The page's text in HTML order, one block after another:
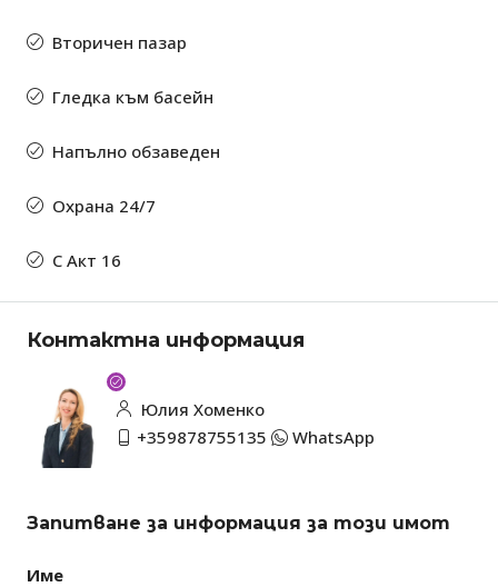
Вторичен пазар
Гледка към басейн
Напълно обзаведен
Охрана 24/7
С Акт 16
Контактна информация
Юлия Хоменко
+359878755135
WhatsApp
Запитване за информация за този имот
Име